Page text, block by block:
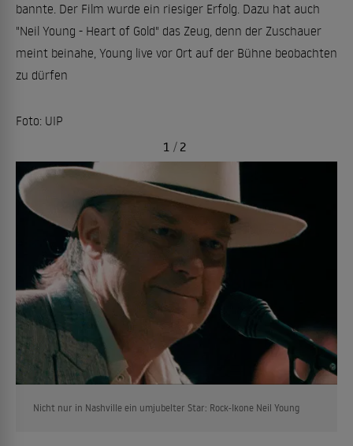
bannte. Der Film wurde ein riesiger Erfolg. Dazu hat auch
"Neil Young - Heart of Gold" das Zeug, denn der Zuschauer
meint beinahe, Young live vor Ort auf der Bühne beobachten
zu dürfen
Foto: UIP
Nicht nur in Nashville ein umjubelter Star: Rock-Ikone Neil Young
1 / 2